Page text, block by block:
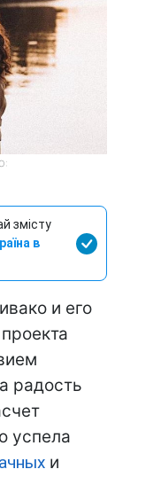
змісту
в
и его
радость
успела
и